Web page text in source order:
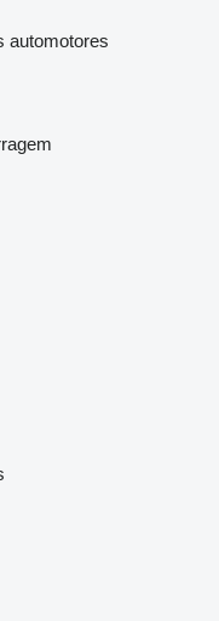
automotores